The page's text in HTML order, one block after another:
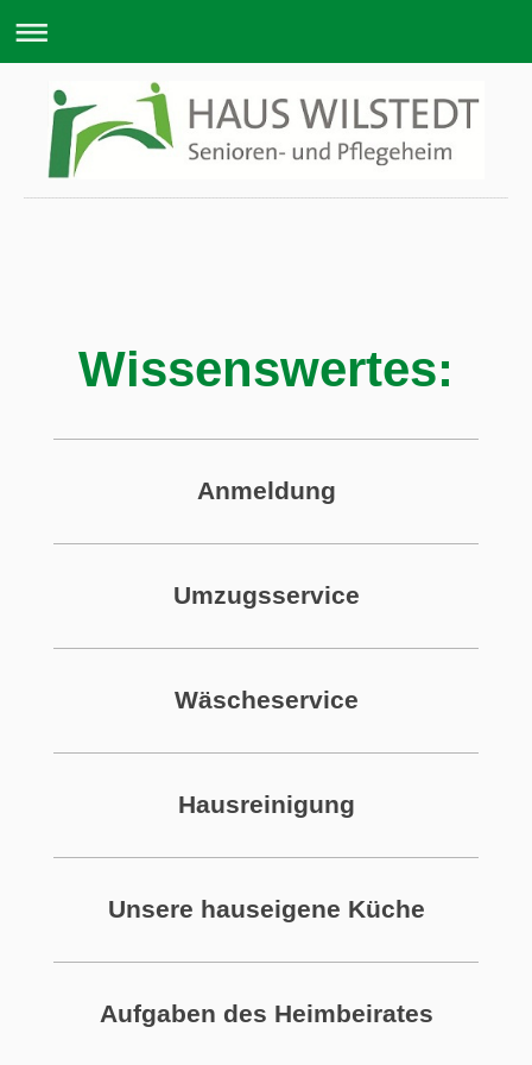
Wissenswertes:
Anmeldung
Umzugsservice
Wäscheservice
Hausreinigung
Unsere hauseigene Küche
Aufgaben des Heimbeirates